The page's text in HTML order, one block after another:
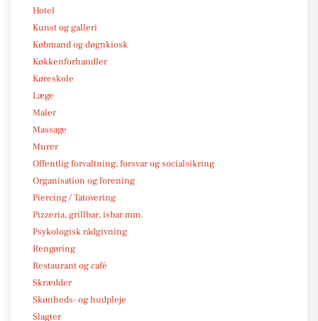
Hotel
Kunst og galleri
Købmand og døgnkiosk
Køkkenforhandler
Køreskole
Læge
Maler
Massage
Murer
Offentlig forvaltning, forsvar og socialsikring
Organisation og forening
Piercing / Tatovering
Pizzeria, grillbar, isbar mm.
Psykologisk rådgivning
Rengøring
Restaurant og café
Skrædder
Skønheds- og hudpleje
Slagter